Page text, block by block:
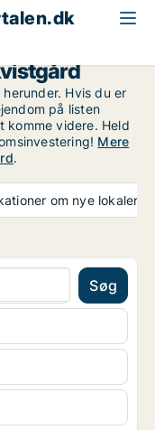
Hvis du er
på listen
komme videre. Held
Mere
.
om nye lokaler
Søg